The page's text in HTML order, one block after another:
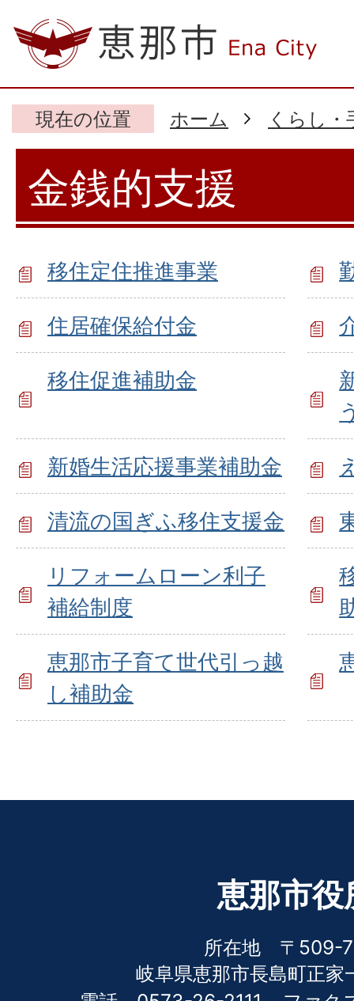
現在の位置 ホーム くらし・
金銭的支援
移住定住推進事業
住居確保給付金
移住促進補助金
新婚生活応援事業補助金
清流の国ぎふ移住支援金
リフォームローン利子
補給制度
恵那市子育て世代引っ越
し補助金
恵那市役
所在地 〒509-
岐阜県恵那市長島町正家